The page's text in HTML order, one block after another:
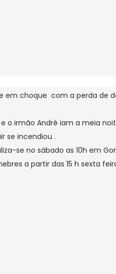
choque com a perda de
o irmão André iam a meia
se incendiou .
se no sábado as 10h em
a partir das 15 h sexta